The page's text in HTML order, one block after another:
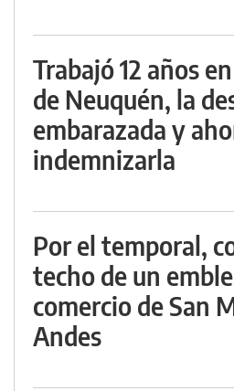
Trabajó 12 años
de Neuquén, la
embarazada y
indemnizarla
Por el temporal,
techo de un
comercio de San
Andes